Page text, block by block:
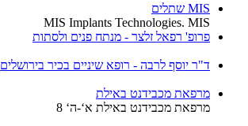
MIS שתלים
MIS Implants Technologies. MIS
פרופ' רפאל זלצר - מנתח פנים ולסתות
ד"ר יוסף לרבה - רופא שיניים בכיר בירושלים
מרפאת מכבידנט באילת
מרפאת מכבידנט באילת א‘-ה‘ 8